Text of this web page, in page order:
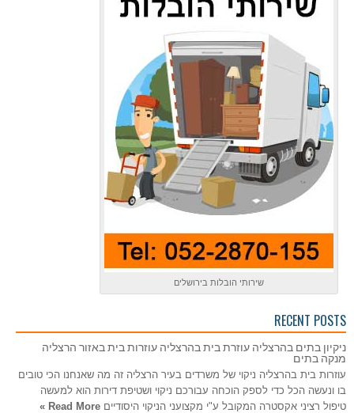
שירותי הובלות בירושלים
RECENT POSTS
ניקיון בתים בהרצליה עוזרת בית בהרצליה עוזרות בית באזור הרצליה
מנקה בתים
עוזרות בית בהרצליה ניקוי של משרדים בעיר הרצליה זה מה שאנחנו הכי טובים
בו ונעשה הכל כדי לספק הוכחה עבורכם ניקוי ושטיפת דירות הוא למעשה
טיפול רציני אקסטרה המקובל ע"י מקצועני הניקוי היסודיים Read More »